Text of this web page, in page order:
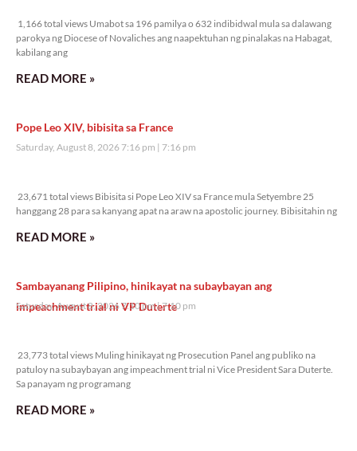
1,166 total views Umabot sa 196 pamilya o 632 indibidwal mula sa dalawang
parokya ng Diocese of Novaliches ang naapektuhan ng pinalakas na Habagat,
kabilang ang
READ MORE »
Pope Leo XIV, bibisita sa France
Saturday, August 8, 2026 7:16 pm 7:16 pm
23,671 total views Bibisita si Pope Leo XIV sa France mula Setyembre 25
hanggang 28 para sa kanyang apat na araw na apostolic journey. Bibisitahin ng
READ MORE »
Sambayanang Pilipino, hinikayat na subaybayan ang
impeachment trial ni VP Duterte
Saturday, August 8, 2026 7:10 pm 7:10 pm
23,773 total views Muling hinikayat ng Prosecution Panel ang publiko na
patuloy na subaybayan ang impeachment trial ni Vice President Sara Duterte.
Sa panayam ng programang
READ MORE »